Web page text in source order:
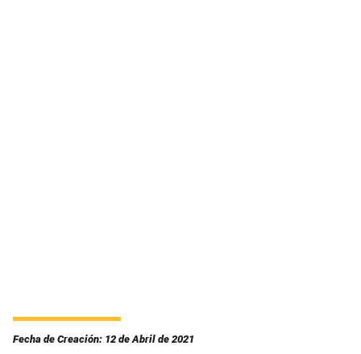
Fecha de Creación: 12 de Abril de 2021